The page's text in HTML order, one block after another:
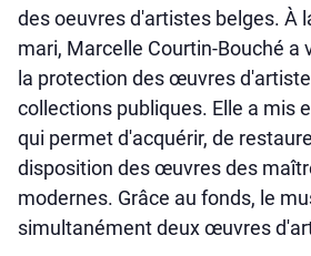
des oeuvres d'artistes belges. À
mari, Marcelle Courtin-Bouché a
la protection des œuvres
collections publiques. Elle a mis
qui permet d'acquérir, de
disposition des œuvres des
modernes. Grâce au fonds, le
simultanément deux œuvres